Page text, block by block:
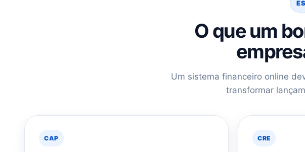
O que um
Um sistema financeiro online
transformar
CAP CRE